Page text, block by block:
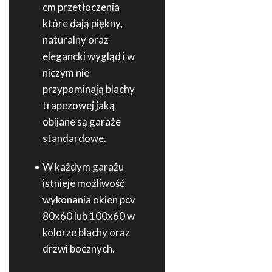
cm przetłoczenia
które dają piękny,
naturalny oraz
elegancki wygląd i w
niczym nie
przypominają blachy
trapezowej jaką
obijane są garaże
standardowe.
W każdym garażu
istnieje możliwość
wykonania okien pcv
80x60 lub 100x60 w
kolorze blachy oraz
drzwi bocznych.